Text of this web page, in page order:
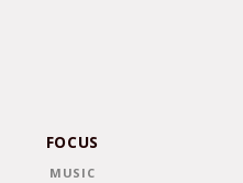
FOCUS
MUSIC